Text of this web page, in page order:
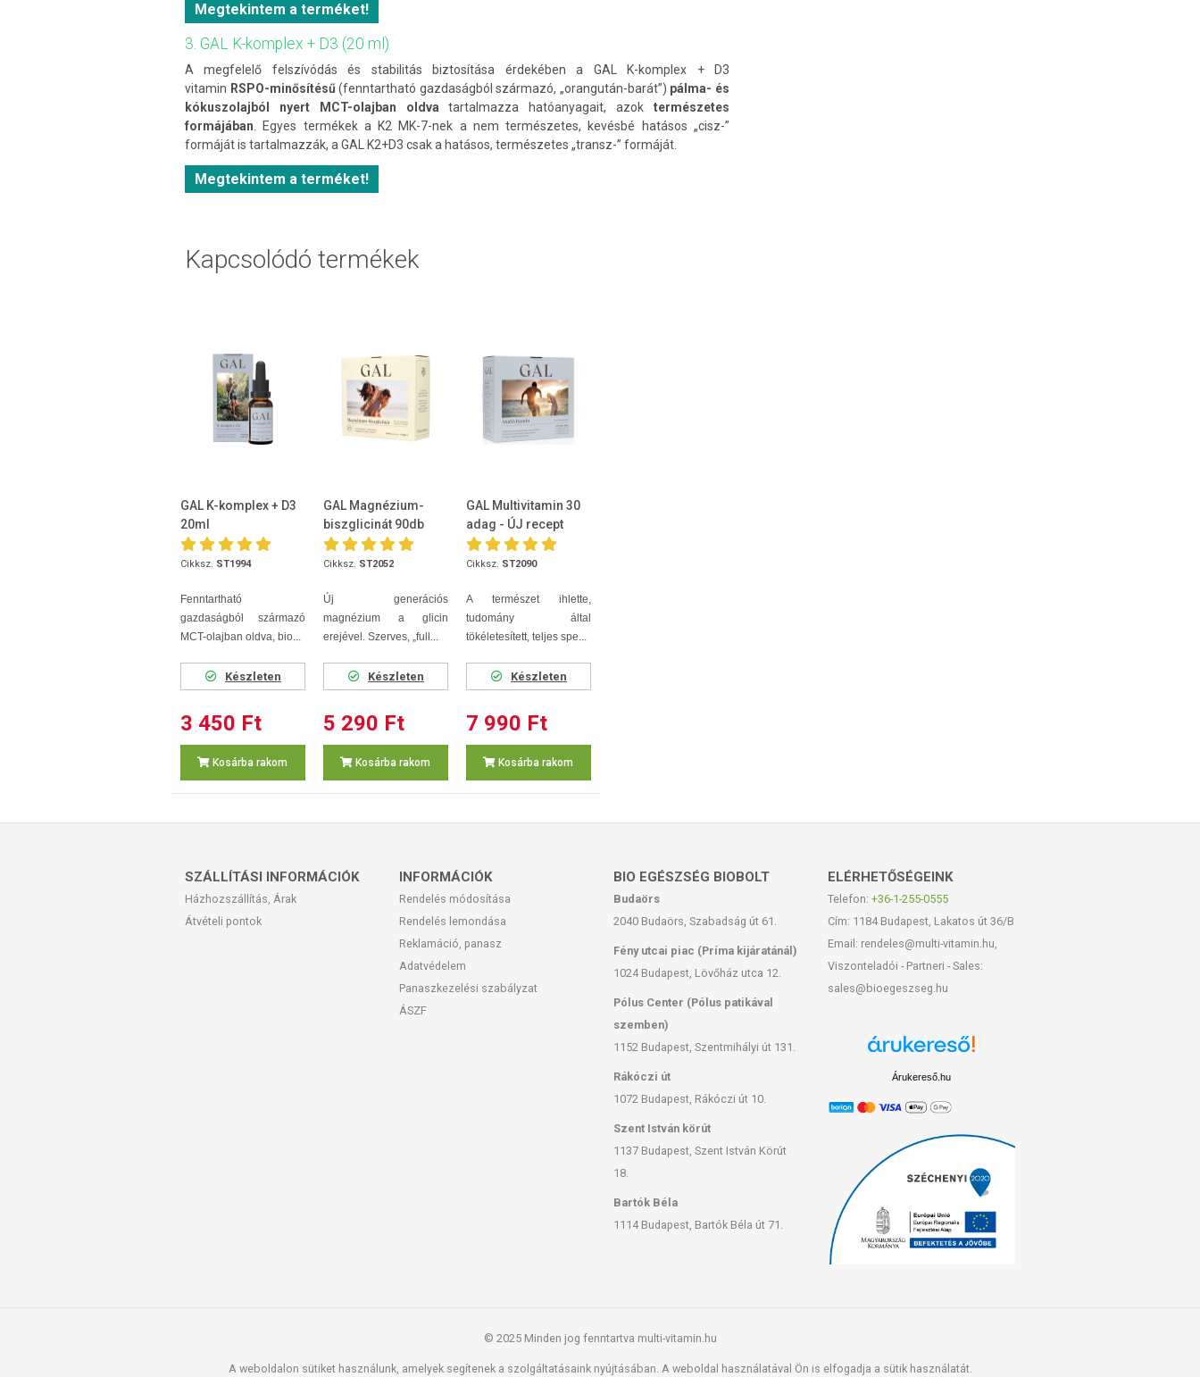
Megtekintem a terméket!
3. GAL K-komplex + D3 (20 ml)
A megfelelő felszívódás és stabilitás biztosítása érdekében a GAL K-komplex + D3
vitamin RSPO-minősítésű (fenntartható gazdaságból származó, „orangután-barát”) pálma- és
kókuszolajból nyert MCT-olajban oldva tartalmazza hatóanyagait, azok természetes
formájában . Egyes termékek a K2 MK-7-nek a nem természetes, kevésbé hatásos „cisz-”
formáját is tartalmazzák, a GAL K2+D3 csak a hatásos, természetes „transz-” formáját.
Megtekintem a terméket!
Kapcsolódó termékek
GAL K-komplex + D3
20ml
Cikksz. ST1994
Fenntartható
gazdaságból származó
MCT-olajban oldva, bio...
Készleten
3 450 Ft
Kosárba rakom
GAL Magnézium-
biszglicinát 90db
Cikksz. ST2052
Új generációs
magnézium a glicin
erejével. Szerves, „full...
Készleten
5 290 Ft
Kosárba rakom
GAL Multivitamin 30
adag - ÚJ recept
Cikksz. ST2090
A természet ihlette,
tudomány által
tökéletesített, teljes spe...
Készleten
7 990 Ft
Kosárba rakom
SZÁLLÍTÁSI INFORMÁCIÓK
Házhozszállítás, Árak
Átvételi pontok
INFORMÁCIÓK
Rendelés módosítása
Rendelés lemondása
Reklamáció, panasz
Adatvédelem
Panaszkezelési szabályzat
ÁSZF
BIO EGÉSZSÉG BIOBOLT
Budaörs
2040 Budaörs, Szabadság út 61.
Fény utcai piac (Príma kijáratánál)
1024 Budapest, Lövőház utca 12.
Pólus Center (Pólus patikával
szemben)
1152 Budapest, Szentmihályi út 131.
Rákóczi út
1072 Budapest, Rákóczi út 10.
Szent István körút
1137 Budapest, Szent István Körút
18.
Bartók Béla
1114 Budapest, Bartók Béla út 71.
ELÉRHETŐSÉGEINK
Telefon: +36-1-255-0555
Cím: 1184 Budapest, Lakatos út 36/B
Email: rendeles@multi-vitamin.hu,
Viszonteladói - Partneri - Sales:
sales@bioegeszseg.hu
Árukereső.hu
© 2025 Minden jog fenntartva multi-vitamin.hu
A weboldalon sütiket használunk, amelyek segítenek a szolgáltatásaink nyújtásában. A weboldal használatával Ön is elfogadja a sütik használatát.